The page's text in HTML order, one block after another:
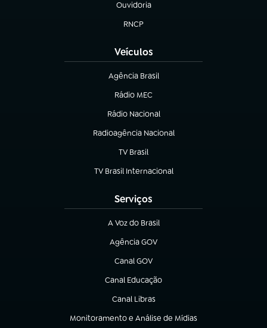
Ouvidoria
(abre em nova aba)
RNCP
(abre em nova aba)
Veículos
Agência Brasil
(abre em nova aba)
Rádio MEC
(abre em nova aba)
Rádio Nacional
Radioagência Nacional
(abre em nova aba)
TV Brasil
(abre em nova aba)
TV Brasil Internacional
(abre em nova aba)
Serviços
A Voz do Brasil
(abre em nova aba)
Agência GOV
(abre em nova aba)
Canal GOV
(abre em nova aba)
Canal Educação
(abre em nova aba)
Canal Libras
(abre em nova aba)
Monitoramento e Análise de Mídias
(abre em nova aba)